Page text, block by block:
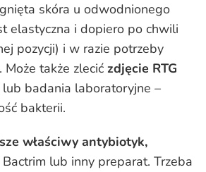
skóra u odwodnionego
elastyczna i dopiero po chwili
pozycji) i w razie potrzeby
także zlecić zdjęcie RTG
lub badania laboratoryjne –
bakterii.
właściwy antybiotyk,
lub inny preparat. Trzeba